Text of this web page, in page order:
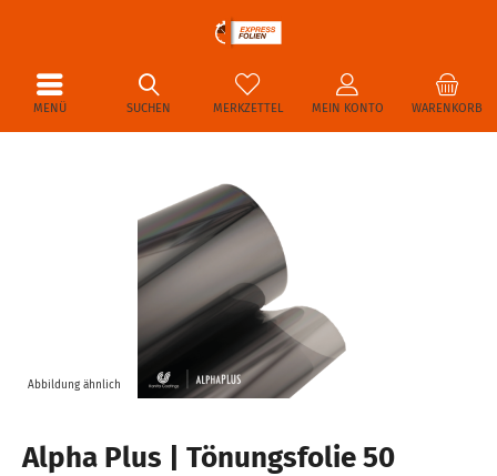
MENÜ WARENKORB
MERKZETTEL MEIN KONTO
SUCHEN
Abbildung ähnlich
Alpha Plus | Tönungsfolie 50